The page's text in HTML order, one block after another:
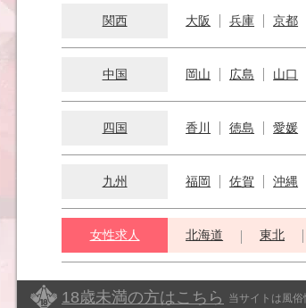
関西 大阪 兵庫 京都
中国 岡山 広島 山口
四国 香川 徳島 愛媛
九州 福岡 佐賀 沖縄
女性求人 北海道 東北
18歳未満の方はこちら 当サイトは風